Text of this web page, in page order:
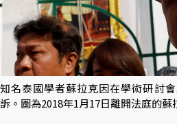
知名泰國學者蘇拉克因在學術研討
訴。圖為2018年1月17日離開法庭的蘇